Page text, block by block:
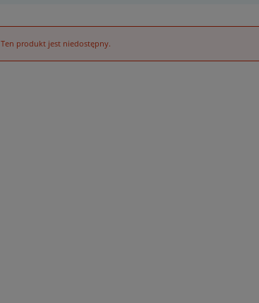
Ten produkt jest niedostępny.